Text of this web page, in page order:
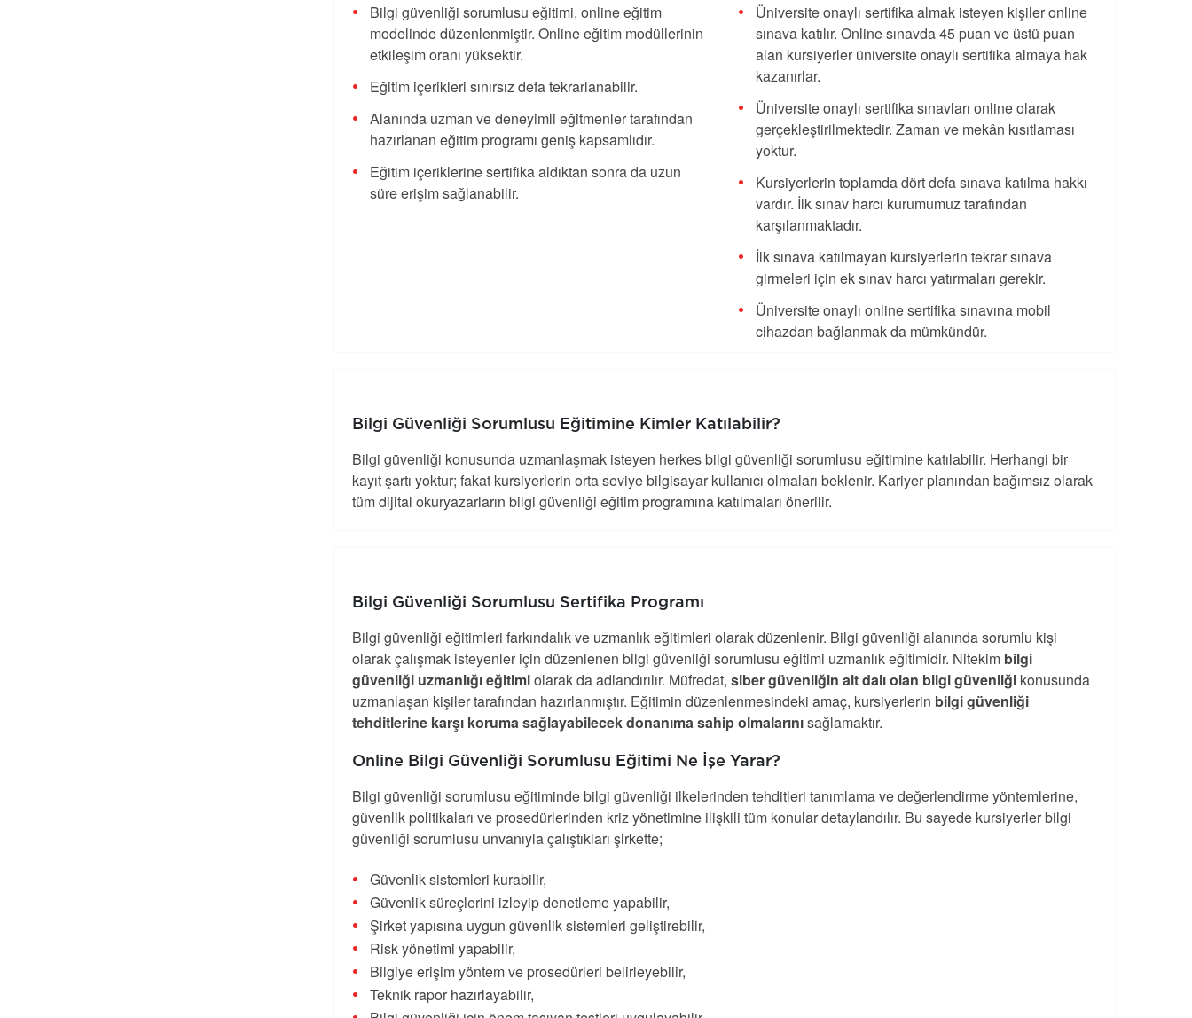
Bilgi güvenliği sorumlusu eğitimi, online eğitim
modelinde düzenlenmiştir. Online eğitim modüllerinin
etkileşim oranı yüksektir.
Eğitim içerikleri sınırsız defa tekrarlanabilir.
Alanında uzman ve deneyimli eğitmenler tarafından
hazırlanan eğitim programı geniş kapsamlıdır.
Eğitim içeriklerine sertifika aldıktan sonra da uzun
süre erişim sağlanabilir.
Üniversite onaylı sertifika almak isteyen kişiler online
sınava katılır. Online sınavda 45 puan ve üstü puan
alan kursiyerler üniversite onaylı sertifika almaya hak
kazanırlar.
Üniversite onaylı sertifika sınavları online olarak
gerçekleştirilmektedir. Zaman ve mekân kısıtlaması
yoktur.
Kursiyerlerin toplamda dört defa sınava katılma hakkı
vardır. İlk sınav harcı kurumumuz tarafından
karşılanmaktadır.
İlk sınava katılmayan kursiyerlerin tekrar sınava
girmeleri için ek sınav harcı yatırmaları gerekir.
Üniversite onaylı online sertifika sınavına mobil
cihazdan bağlanmak da mümkündür.
Bilgi Güvenliği Sorumlusu Eğitimine Kimler Katılabilir?
Bilgi güvenliği konusunda uzmanlaşmak isteyen herkes bilgi güvenliği sorumlusu eğitimine katılabilir. Herhangi bir
kayıt şartı yoktur; fakat kursiyerlerin orta seviye bilgisayar kullanıcı olmaları beklenir. Kariyer planından bağımsız olarak
tüm dijital okuryazarların bilgi güvenliği eğitim programına katılmaları önerilir.
Bilgi Güvenliği Sorumlusu Sertifika Programı
Bilgi güvenliği eğitimleri farkındalık ve uzmanlık eğitimleri olarak düzenlenir. Bilgi güvenliği alanında sorumlu kişi
olarak çalışmak isteyenler için düzenlenen bilgi güvenliği sorumlusu eğitimi uzmanlık eğitimidir. Nitekim bilgi
güvenliği uzmanlığı eğitimiolarak da adlandırılır. Müfredat, siber güvenliğin alt dalı olan bilgi güvenliği konusunda
uzmanlaşan kişiler tarafından hazırlanmıştır. Eğitimin düzenlenmesindeki amaç, kursiyerlerin bilgi güvenliği
tehditlerine karşı koruma sağlayabilecek donanıma sahip olmalarınısağlamaktır.
Online Bilgi Güvenliği Sorumlusu Eğitimi Ne İşe Yarar?
Bilgi güvenliği sorumlusu eğitiminde bilgi güvenliği ilkelerinden tehditleri tanımlama ve değerlendirme yöntemlerine,
güvenlik politikaları ve prosedürlerinden kriz yönetimine ilişkili tüm konular detaylandılır. Bu sayede kursiyerler bilgi
güvenliği sorumlusu unvanıyla çalıştıkları şirkette;
Güvenlik sistemleri kurabilir,
Güvenlik süreçlerini izleyip denetleme yapabilir,
Şirket yapısına uygun güvenlik sistemleri geliştirebilir,
Risk yönetimi yapabilir,
Bilgiye erişim yöntem ve prosedürleri belirleyebilir,
Teknik rapor hazırlayabilir,